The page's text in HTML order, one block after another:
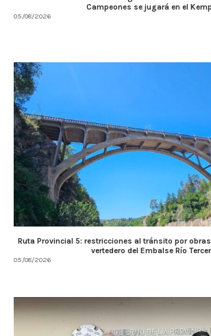
Campeones se jugará en el
05/08/2026
Ruta Provincial 5: restricciones al tránsito por
vertedero del Embalse Río
05/08/2026